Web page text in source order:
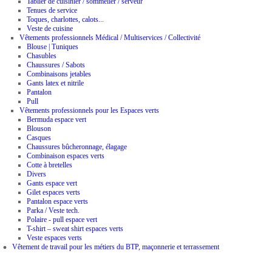
Tenues de service
Toques, charlottes, calots...
Veste de cuisine
Vêtements professionnels Médical / Multiservices / Collectivité
Blouse | Tuniques
Chasubles
Chaussures / Sabots
Combinaisons jetables
Gants latex et nitrile
Pantalon
Pull
Vêtements professionnels pour les Espaces verts
Bermuda espace vert
Blouson
Casques
Chaussures bûcheronnage, élagage
Combinaison espaces verts
Cotte à bretelles
Divers
Gants espace vert
Gilet espaces verts
Pantalon espace verts
Parka / Veste tech.
Polaire - pull espace vert
T-shirt – sweat shirt espaces verts
Veste espaces verts
Vêtement de travail pour les métiers du BTP, maçonnerie et terrassement